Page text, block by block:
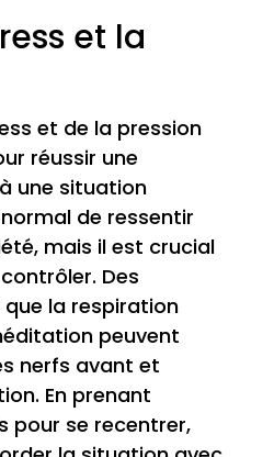
et la
et de la pression
réussir une
une situation
de ressentir
mais il est crucial
Des
la respiration
peuvent
nerfs avant et
En prenant
pour se recentrer,